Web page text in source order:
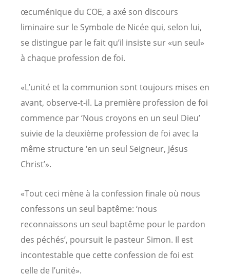
œcuménique du COE, a axé son discours
liminaire sur le Symbole de Nicée qui, selon lui,
se distingue par le fait qu’il insiste sur «un seul»
à chaque profession de foi.
«L’unité et la communion sont toujours mises en
avant, observe-t-il. La première profession de foi
commence par ‘Nous croyons en un seul Dieu’
suivie de la deuxième profession de foi avec la
même structure ‘en un seul Seigneur, Jésus
Christ’».
«Tout ceci mène à la confession finale où nous
confessons un seul baptême: ‘nous
reconnaissons un seul baptême pour le pardon
des péchés’, poursuit le pasteur Simon. Il est
incontestable que cette confession de foi est
celle de l’unité».